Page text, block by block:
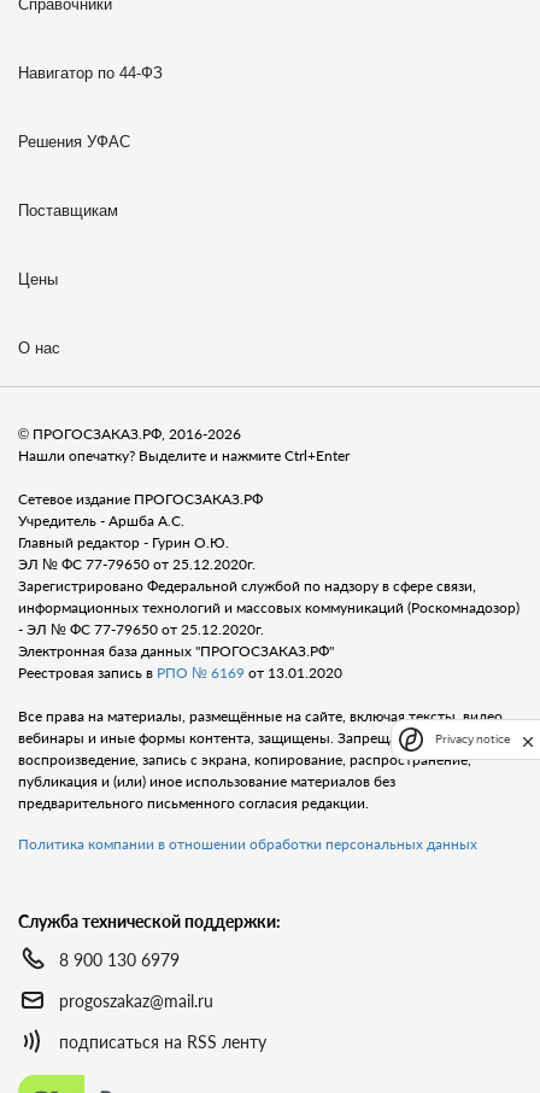
Справочники
Навигатор по 44-ФЗ
Решения УФАС
Поставщикам
Цены
О нас
© ПРОГОСЗАКАЗ.РФ, 2016-2026
Нашли опечатку? Выделите и нажмите Ctrl+Enter
Сетевое издание ПРОГОСЗАКАЗ.РФ
Учредитель - Аршба А.С.
Главный редактор - Гурин О.Ю.
ЭЛ № ФС 77-79650 от 25.12.2020г.
Зарегистрировано Федеральной службой по надзору в сфере связи,
информационных технологий и массовых коммуникаций (Роскомнадозор)
- ЭЛ № ФС 77-79650 от 25.12.2020г.
Электронная база данных "ПРОГОСЗАКАЗ.РФ"
Реестровая запись в РПО № 6169 от 13.01.2020
Все права на материалы, размещённые на сайте, включая тексты, видео,
вебинары и иные формы контента, защищены. Запрещается любое
воспроизведение, запись с экрана, копирование, распространение,
публикация и (или) иное использование материалов без
предварительного письменного согласия редакции.
Политика компании в отношении обработки персональных данных
Служба технической поддержки:
8 900 130 6979
progoszakaz@mail.ru
подписаться на RSS ленту
Privacy notice